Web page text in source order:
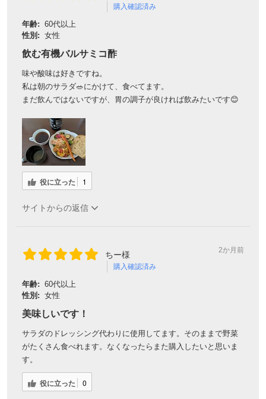
購入確認済み
年齢: 60代以上
性別: 女性
飲む有機バルサミコ酢
味や酸味は好きですね。
私は朝のサラダ🥗にかけて、食べてます。
まだ飲んではないですが、胃の調子が良ければ飲みたいです😊
役に立った 1
サイトからの返信
ちー様
購入確認済み
2か月前
年齢: 60代以上
性別: 女性
美味しいです！
サラダのドレッシング代わりに使用してます。そのままで野菜
がたくさん食べれます。なくなったらまた購入したいと思いま
す。
役に立った 0